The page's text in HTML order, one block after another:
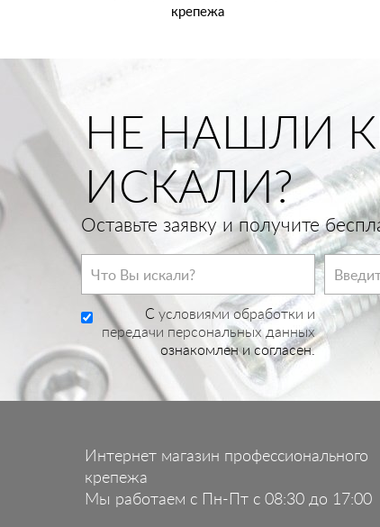
крепежа
НЕ НАШЛИ
ИСКАЛИ?
Оставьте заявку и получите
C условиями обработки и
передачи персональных данных
ознакомлен и согласен.
Интернет магазин профессионального
крепежа
Мы работаем с Пн-Пт с 08:30 до 17:00